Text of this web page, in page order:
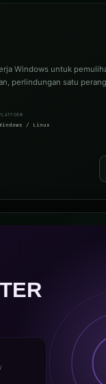
Windows untuk
perlindungan satu
PLATFORM
/ Linux